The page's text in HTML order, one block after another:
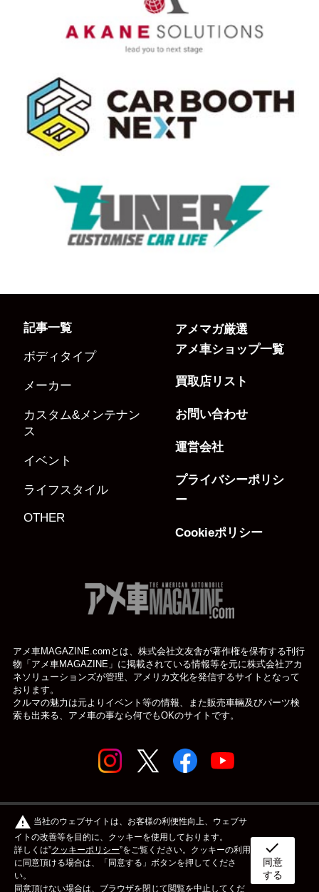
記事一覧
ボディタイプ
メーカー
カスタム&メンテナン
ス
イベント
ライフスタイル
OTHER
アメマガ厳選
アメ車ショップ一覧
買取店リスト
お問い合わせ
運営会社
プライバシーポリシ
ー
Cookieポリシー
アメ車MAGAZINE.comとは、株式会社文友舎が著作権を保有する刊行
物「アメ車MAGAZINE」に掲載されている情報等を元に株式会社アカ
ネソリューションズが管理、アメリカ文化を発信するサイトとなって
おります。
クルマの魅力は元よりイベント等の情報、また販売車輛及びパーツ検
索も出来る、アメ車の事なら何でもOKのサイトです。
© アメ車のWEBマガジン アメ車マガジン公式WEBサイト
ボディタイプ メーカー カスタム&メンテナンス
warning 当社のウェブサイトは、お客様の利便性向上、ウェブサ
イトの改善等を目的に、クッキーを使用しております。
詳しくは”クッキーポリシー”をご覧ください。クッキーの利用
に同意頂ける場合は、「同意する」ボタンを押してくださ
い。
同意頂けない場合は、ブラウザを閉じて閲覧を中止してくだ
check
同意
する